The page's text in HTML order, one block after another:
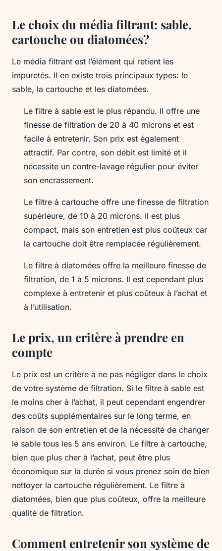
Le choix du média filtrant: sable,
cartouche ou diatomées?
Le média filtrant est l’élément qui retient les
impuretés. Il en existe trois principaux types: le
sable, la cartouche et les diatomées.
Le filtre à sable est le plus répandu. Il offre une
finesse de filtration de 20 à 40 microns et est
facile à entretenir. Son prix est également
attractif. Par contre, son débit est limité et il
nécessite un contre-lavage régulier pour éviter
son encrassement.
Le filtre à cartouche offre une finesse de filtration
supérieure, de 10 à 20 microns. Il est plus
compact, mais son entretien est plus coûteux car
la cartouche doit être remplacée régulièrement.
Le filtre à diatomées offre la meilleure finesse de
filtration, de 1 à 5 microns. Il est cependant plus
complexe à entretenir et plus coûteux à l’achat et
à l’utilisation.
Le prix, un critère à prendre en
compte
Le prix est un critère à ne pas négliger dans le choix
de votre système de filtration. Si le filtre à sable est
le moins cher à l’achat, il peut cependant engendrer
des coûts supplémentaires sur le long terme, en
raison de son entretien et de la nécessité de changer
le sable tous les 5 ans environ. Le filtre à cartouche,
bien que plus cher à l’achat, peut être plus
économique sur la durée si vous prenez soin de bien
nettoyer la cartouche régulièrement. Le filtre à
diatomées, bien que plus coûteux, offre la meilleure
qualité de filtration.
Comment entretenir son système de